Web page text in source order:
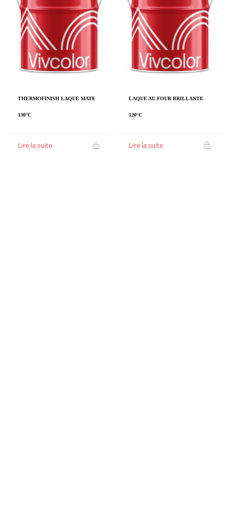
THERMOFINISH LAQUE MATE
130°C
Lire la suite
LAQUE AU FOUR BRILLANTE
120°C
Lire la suite